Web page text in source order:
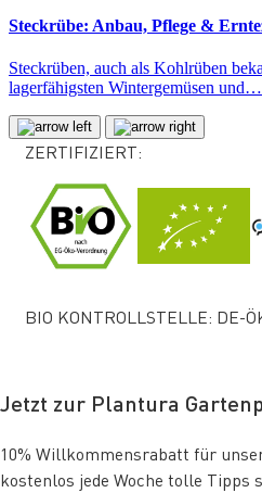
Steckrübe: Anbau, Pflege &
Steckrüben, auch als Kohlrüben
lagerfähigsten Wintergemüsen und…
ZERTIFIZIERT:
BIO KONTROLLSTELLE: DE-
Jetzt zur Plantura
10% Willkommensrabatt für
kostenlos jede Woche tolle Tipps